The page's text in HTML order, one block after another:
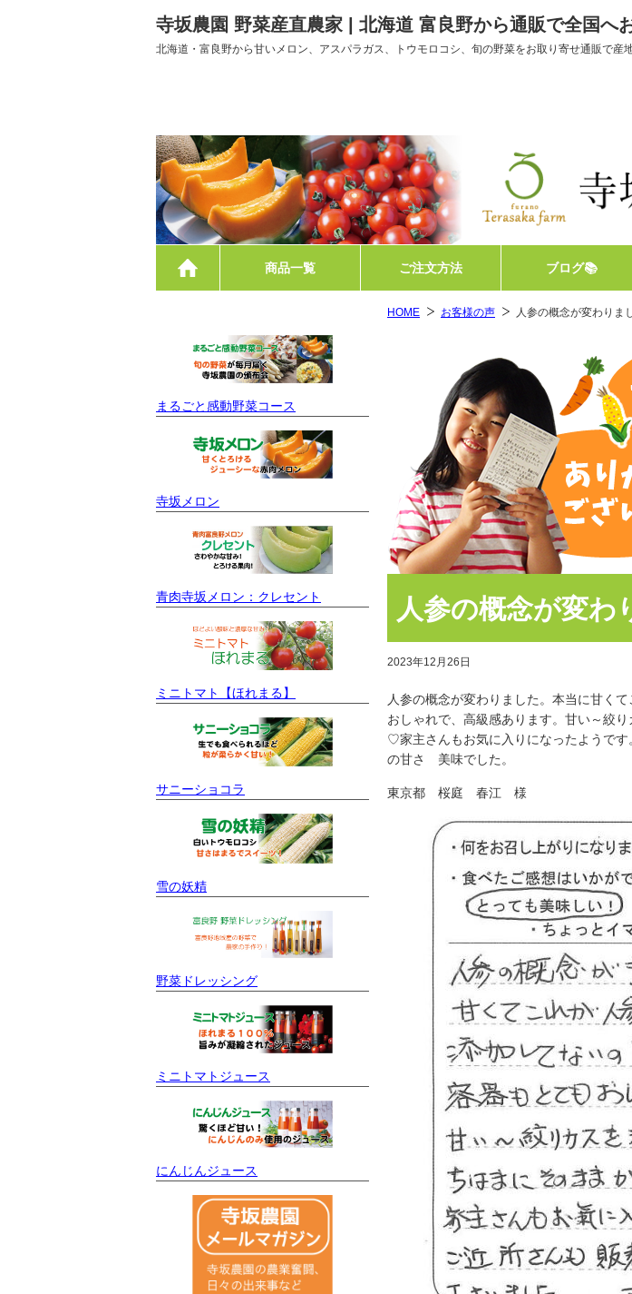
寺坂農園 野菜産直農家 | 北海道 富良野から通販で全国へ
北海道・富良野から甘いメロン、アスパラガス、トウモロコシ、旬の野菜をお取り寄せ通販で産
商品一覧
ご注文方法 ブログ📚
HOME お客様の声 人参の概念が変わりま
人参の概念が変わ
2023年12月26日
人参の概念が変わりました。本当に甘く
おしゃれで、高級感あります。甘い～絞
♡家主さんもお気に入りになったようです
の甘さ 美味でした。
東京都 桜庭 春江 様
まるごと感動野菜コース
寺坂メロン
青肉寺坂メロン：クレセント
ミニトマト【ほれまる】
サニーショコラ
雪の妖精
野菜ドレッシング
ミニトマトジュース
にんじんジュース